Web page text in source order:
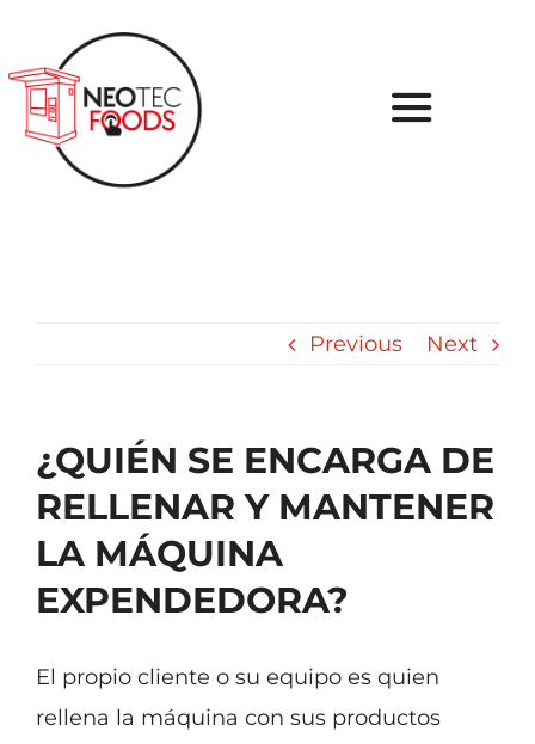
content
Toggle
Tu Proyecto
Casos de Éxito
Noticias
Vídeos
Contacto
Previous Next
¿QUIÉN SE ENCARGA DE
RELLENAR Y MANTENER
LA MÁQUINA
EXPENDEDORA?
El propio cliente o su equipo es quien
rellena la máquina con sus productos